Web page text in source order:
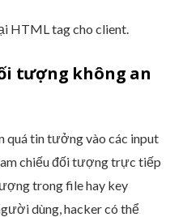
HTML tag cho client.
tượng không an
quá tin tưởng vào các input
chiếu đối tượng trực tiếp
trong file hay key
dùng, hacker có thể